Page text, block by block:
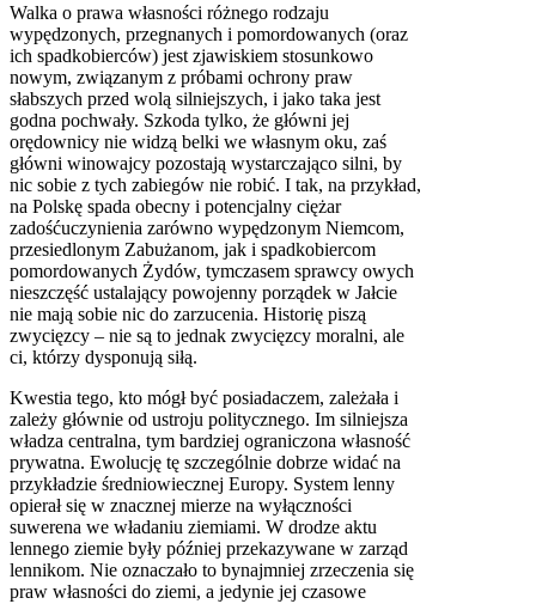
Walka o prawa własności różnego rodzaju
wypędzonych, przegnanych i pomordowanych (oraz
ich spadkobierców) jest zjawiskiem stosunkowo
nowym, związanym z próbami ochrony praw
słabszych przed wolą silniejszych, i jako taka jest
godna pochwały. Szkoda tylko, że główni jej
orędownicy nie widzą belki we własnym oku, zaś
główni winowajcy pozostają wystarczająco silni, by
nic sobie z tych zabiegów nie robić. I tak, na przykład,
na Polskę spada obecny i potencjalny ciężar
zadośćuczynienia zarówno wypędzonym Niemcom,
przesiedlonym Zabużanom, jak i spadkobiercom
pomordowanych Żydów, tymczasem sprawcy owych
nieszczęść ustalający powojenny porządek w Jałcie
nie mają sobie nic do zarzucenia. Historię piszą
zwycięzcy – nie są to jednak zwycięzcy moralni, ale
ci, którzy dysponują siłą.
Kwestia tego, kto mógł być posiadaczem, zależała i
zależy głównie od ustroju politycznego. Im silniejsza
władza centralna, tym bardziej ograniczona własność
prywatna. Ewolucję tę szczególnie dobrze widać na
przykładzie średniowiecznej Europy. System lenny
opierał się w znacznej mierze na wyłączności
suwerena we władaniu ziemiami. W drodze aktu
lennego ziemie były później przekazywane w zarząd
lennikom. Nie oznaczało to bynajmniej zrzeczenia się
praw własności do ziemi, a jedynie jej czasowe